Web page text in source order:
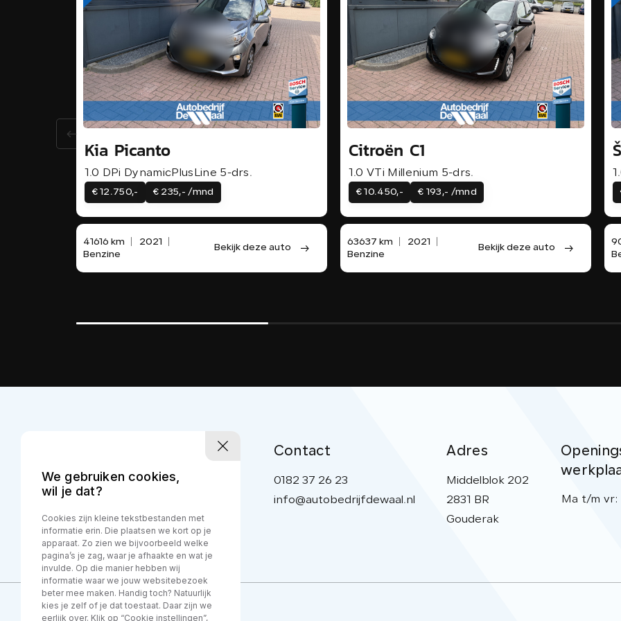
Kia Picanto
1.0 DPi DynamicPlusLine 5-drs.
€ 12.750,- € 235,- /mnd
41616 km
2021
Benzine
Bekijk deze auto
Citroën C1
1.0 VTi Millenium 5-drs.
€ 10.450,- € 193,- /mnd
63637 km
2021
Benzine
Bekijk deze auto
Contact
0182 37 26 23
info@autobedrijfdewaal.nl
Adres
Middelblok 202
2831 BR
Gouderak
Ma t/m vr:
We gebruiken cookies,
wil je dat?
Cookies zijn kleine tekstbestanden met
informatie erin. Die plaatsen we kort op je
apparaat. Zo zien we bijvoorbeeld welke
pagina’s je zag, waar je afhaakte en wat je
invulde. Op die manier hebben wij
informatie waar we jouw websitebezoek
beter mee maken. Handig toch? Natuurlijk
kies je zelf of je dat toestaat. Daar zijn we
eerlijk over. Klik op “Cookie instellingen”,